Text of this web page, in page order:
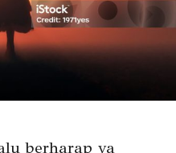
berharap ya